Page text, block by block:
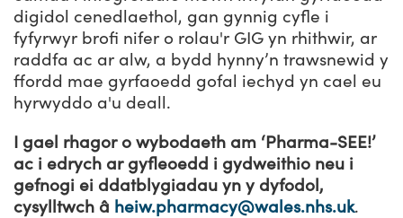
digidol cenedlaethol, gan gynnig cyfle i
fyfyrwyr brofi nifer o rolau'r GIG yn rhithwir, ar
raddfa ac ar alw, a bydd hynny’n trawsnewid y
ffordd mae gyrfaoedd gofal iechyd yn cael eu
hyrwyddo a'u deall.
I gael rhagor o wybodaeth am ‘Pharma-SEE!’
ac i edrych ar gyfleoedd i gydweithio neu i
gefnogi ei ddatblygiadau yn y dyfodol,
cysylltwch â heiw.pharmacy@wales.nhs.uk.